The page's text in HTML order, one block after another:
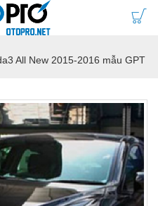
All New 2015-2016 mẫu GPT